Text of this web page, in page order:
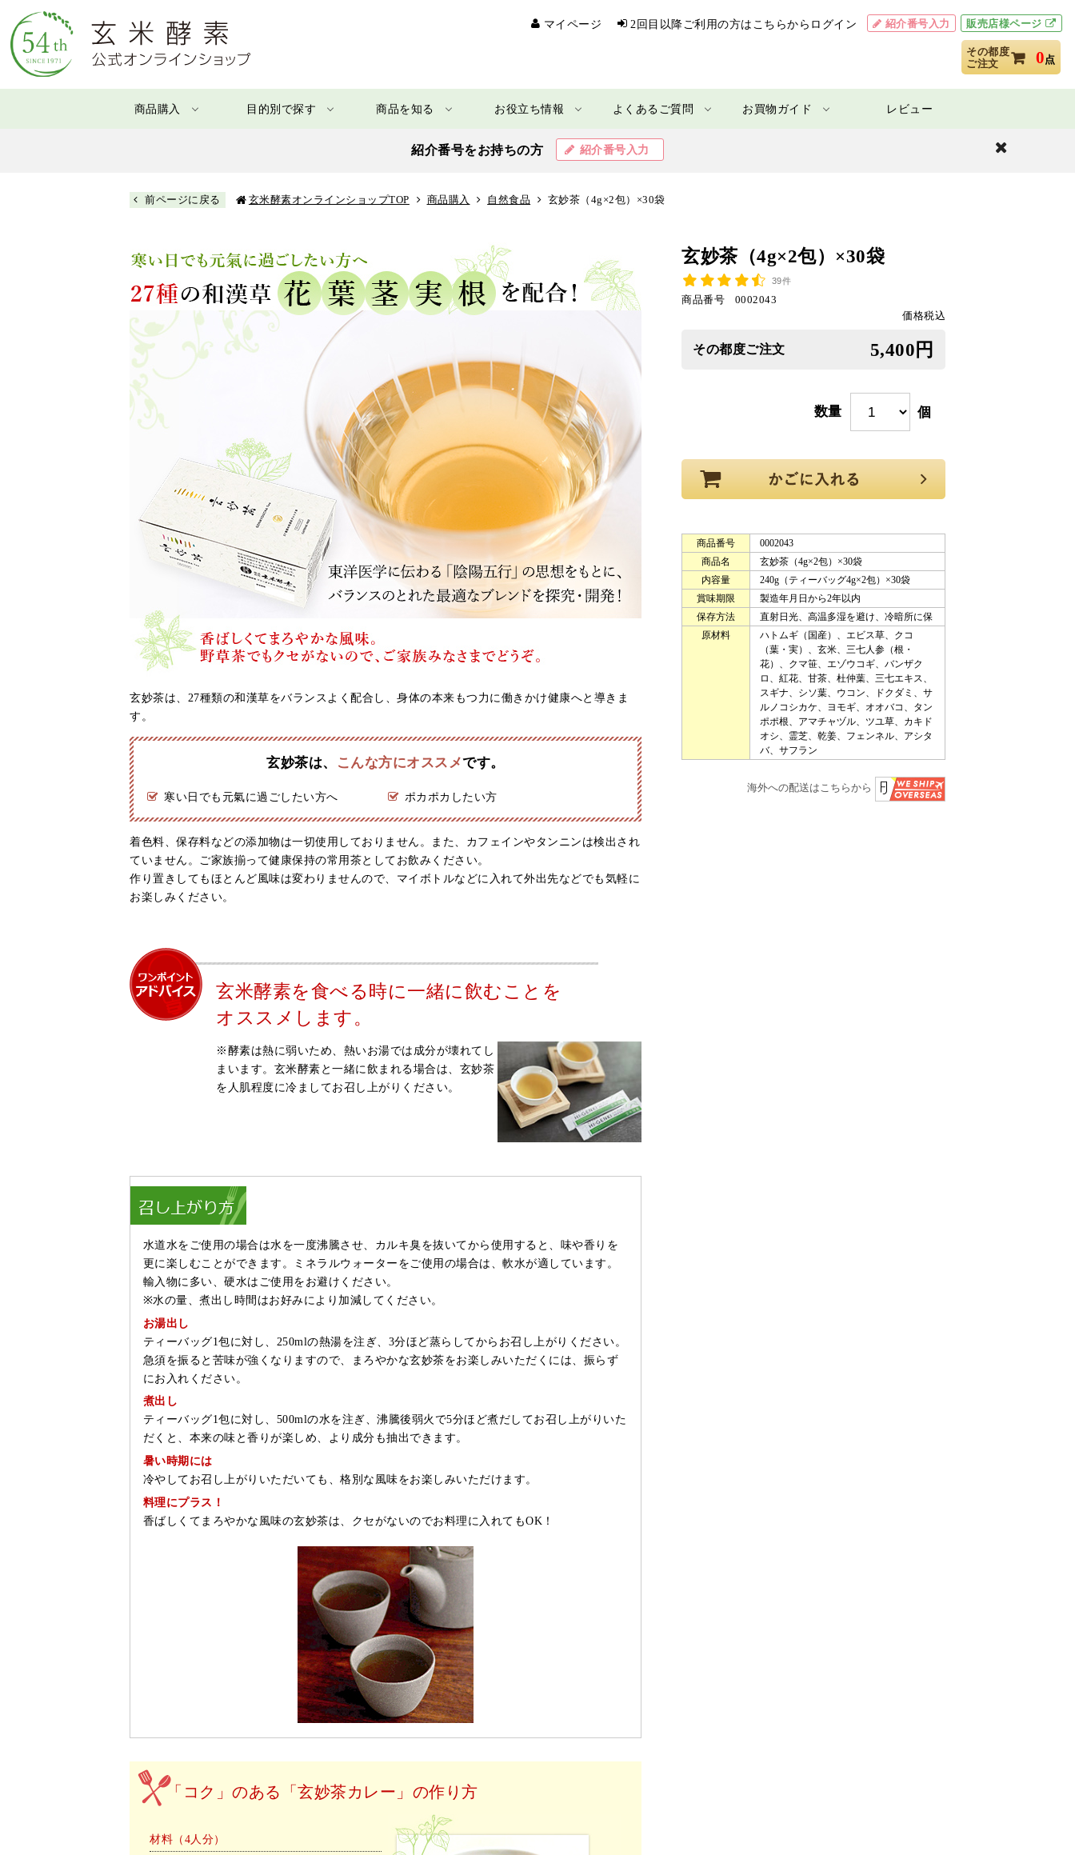
マイページ 2回目以降ご利用の方はこちらからログイン 紹介番号入力 販売店様ページ
その都度
ご注文
0 点
商品購入 目的別で探す 商品を知る お役立ち情報 よくあるご質問 お買物ガイド レビュー
紹介番号をお持ちの方 紹介番号入力
閉
前ページに戻る 玄米酵素オンラインショップTOP 商品購入 自然食品 玄妙茶（4g×2包）×30袋
玄妙茶（4g×2包）×30袋
39件
商品番号
0002043
価格税込
その都度ご注文 5,400円
数量 個
商品番号
0002043
商品名
玄妙茶（4g×2包）×30袋
内容量
240g（ティーバッグ4g×2包）×30袋
賞味期限
製造年月日から2年以内
保存方法
直射日光、高温多湿を避け、冷暗所に保
原材料
ハトムギ（国産）、エビス草、クコ
（葉・実）、玄米、三七人参（根・
花）、クマ笹、エゾウコギ、バンザク
ロ、紅花、甘茶、杜仲葉、三七エキス、
スギナ、シソ葉、ウコン、ドクダミ、サ
ルノコシカケ、ヨモギ、オオバコ、タン
ポポ根、アマチャヅル、ツユ草、カキド
オシ、霊芝、乾姜、フェンネル、アシタ
バ、サフラン
海外への配送はこちらから
玄妙茶は、27種類の和漢草をバランスよく配合し、身体の本来もつ力に働きかけ健康へと導きま
す。
玄妙茶は、 こんな方にオススメです。
寒い日でも元氣に過ごしたい方へ ポカポカしたい方
着色料、保存料などの添加物は一切使用しておりません。また、カフェインやタンニンは検出され
ていません。ご家族揃って健康保持の常用茶としてお飲みください。
作り置きしてもほとんど風味は変わりませんので、マイボトルなどに入れて外出先などでも気軽に
お楽しみください。
玄米酵素を食べる時に一緒に飲むことを
オススメします。
※酵素は熱に弱いため、熱いお湯では成分が壊れてし
まいます。玄米酵素と一緒に飲まれる場合は、玄妙茶
を人肌程度に冷ましてお召し上がりください。
水道水をご使用の場合は水を一度沸騰させ、カルキ臭を抜いてから使用すると、味や香りを
更に楽しむことができます。ミネラルウォーターをご使用の場合は、軟水が適しています。
輸入物に多い、硬水はご使用をお避けください。
※水の量、煮出し時間はお好みにより加減してください。
お湯出し
ティーバッグ1包に対し、250mlの熱湯を注ぎ、3分ほど蒸らしてからお召し上がりください。
急須を振ると苦味が強くなりますので、まろやかな玄妙茶をお楽しみいただくには、振らず
にお入れください。
煮出し
ティーバッグ1包に対し、500mlの水を注ぎ、沸騰後弱火で5分ほど煮だしてお召し上がりいた
だくと、本来の味と香りが楽しめ、より成分も抽出できます。
暑い時期には
冷やしてお召し上がりいただいても、格別な風味をお楽しみいただけます。
料理にプラス！
香ばしくてまろやかな風味の玄妙茶は、クセがないのでお料理に入れてもOK！
「コク」のある「玄妙茶カレー」の作り方
材料（4人分）